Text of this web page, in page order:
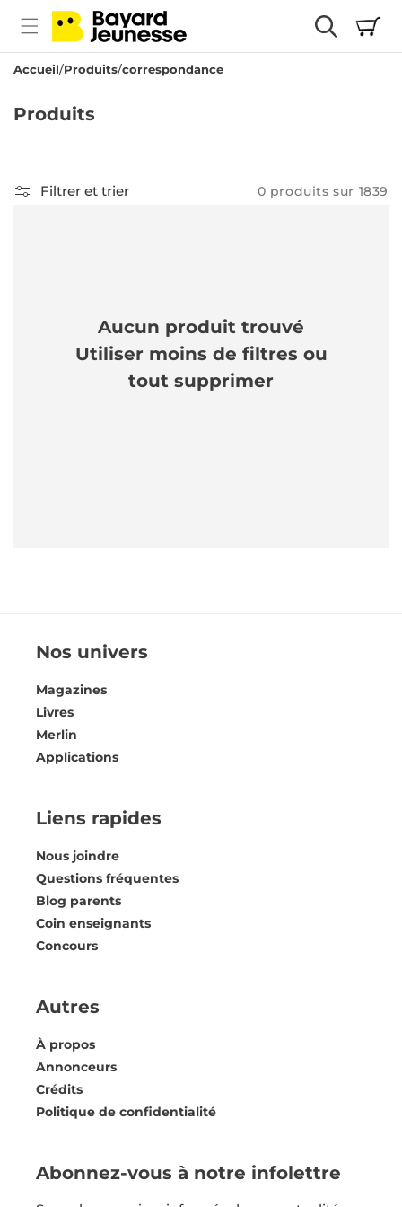
passer
au
contenu
Panier
Accueil Produits correspondance
C
l
Produits
Filtrer et trier 0 produits sur 1839
Aucun produit trouvé
Utiliser moins de filtres ou
tout supprimer
Nos univers
Magazines
Livres
Merlin
Applications
Liens rapides
Nous joindre
Questions fréquentes
Blog parents
Coin enseignants
Concours
Autres
À propos
Annonceurs
Crédits
Politique de confidentialité
Abonnez-vous à notre infolettre